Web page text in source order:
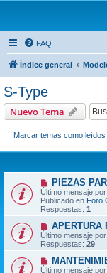
FAQ
Índice general
S-Type
Nuevo Tema
Marcar temas como leídos
PIEZAS
Último mensaje por
Publicado en Foro
Respuestas: 1
APERTURA
Último mensaje por
Respuestas: 29
Último mensaje por